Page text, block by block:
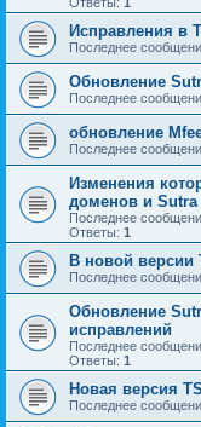
Исправления в
Последнее
Обновление
Последнее
обновление
Последнее
Изменения
доменов и Sutra
Последнее
Ответы: 1
В новой версии
Последнее
Обновление
исправлений
Последнее
Ответы: 1
Новая версия
Последнее